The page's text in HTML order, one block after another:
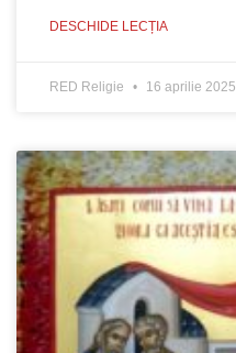
DESCHIDE LECȚIA
RED Religie 16 aprilie 2025